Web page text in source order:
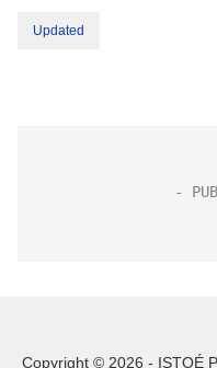
Updated
Copyright © 2026 - ISTOÉ